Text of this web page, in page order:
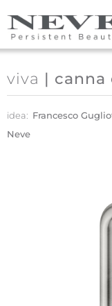
Skip to main
viva | canna
idea: Francesco
Neve